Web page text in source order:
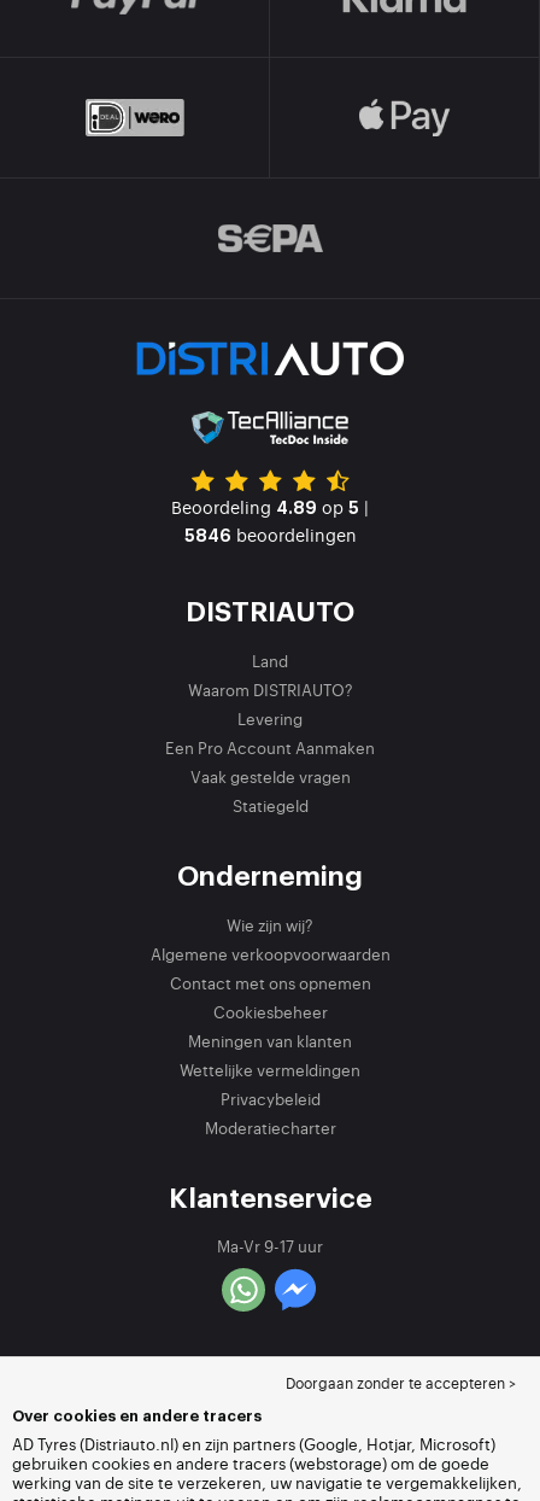
Beoordeling 4.89 op 5 |
5846 beoordelingen
DISTRIAUTO
Land
Waarom DISTRIAUTO?
Levering
Een Pro Account Aanmaken
Vaak gestelde vragen
Statiegeld
Onderneming
Wie zijn wij?
Algemene verkoopvoorwaarden
Contact met ons opnemen
Cookiesbeheer
Meningen van klanten
Wettelijke vermeldingen
Privacybeleid
Moderatiecharter
Klantenservice
Ma-Vr 9-17 uur
Doorgaan zonder te accepteren >
Over cookies en andere tracers
AD Tyres (Distriauto.nl) en zijn partners (Google, Hotjar, Microsoft)
gebruiken cookies en andere tracers (webstorage) om de goede
werking van de site te verzekeren, uw navigatie te vergemakkelijken,